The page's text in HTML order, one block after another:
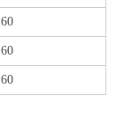
60
60
60